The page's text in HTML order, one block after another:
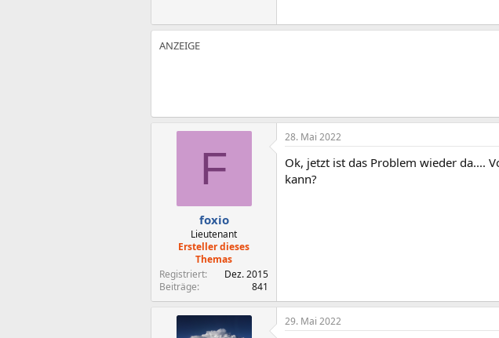
F
foxio
Lieutenant
Ersteller dieses
Themas
Registriert
Dez. 2015
Beiträge
841
28. Mai 2022
Ok, jetzt ist das Problem wieder da....
kann?
29. Mai 2022